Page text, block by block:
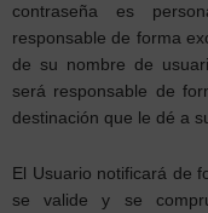
contraseña es
responsable de forma
de su nombre de
será responsable de
destinación que le dé a
El Usuario notificará de
se valide y se